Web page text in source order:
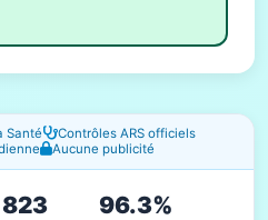
Santé
Contrôles ARS officiels
Aucune publicité
96.3%